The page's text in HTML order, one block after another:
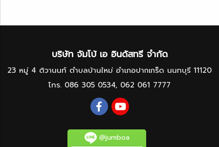
บริษัท จัมโบ้ เอ อินดัสทรี จำกัด
23 หมู่ 4 ติวานนท์ ตำบลบ้านใหม่ อำเภอปากเกร็ด นนทบุรี 11120
โทร. 086 305 0534, 062 061 7777
@jumboa